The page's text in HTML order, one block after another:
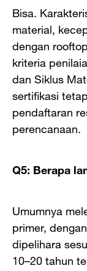
Bisa.
material,
dengan
kriteria
dan Siklus
sertifikasi
pendaftaran
perencanaan.
Q5: Berapa
Umumnya
primer,
dipelihara
10–20 tahun